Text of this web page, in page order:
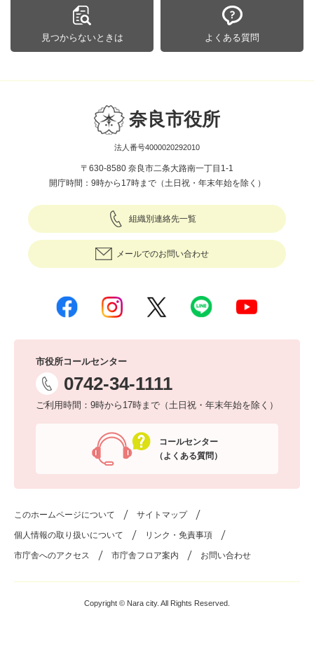
見つからないときは よくある質問
奈良市役所
法人番号4000020292010
〒630-8580 奈良市二条大路南一丁目1-1
開庁時間：9時から17時まで（土日祝・年末年始を除く）
組織別連絡先一覧
メールでのお問い合わせ
市役所コールセンター
0742-34-1111
ご利用時間：9時から17時まで（土日祝・年末年始を除く）
コールセンター
（よくある質問）
このホームページについて サイトマップ
個人情報の取り扱いについて リンク・免責事項
市庁舎へのアクセス 市庁舎フロア案内 お問い合わせ
Copyright © Nara city. All Rights Reserved.